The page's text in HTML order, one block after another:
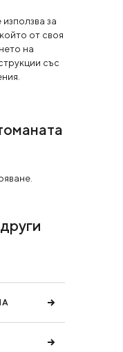
за
от своя
на
със